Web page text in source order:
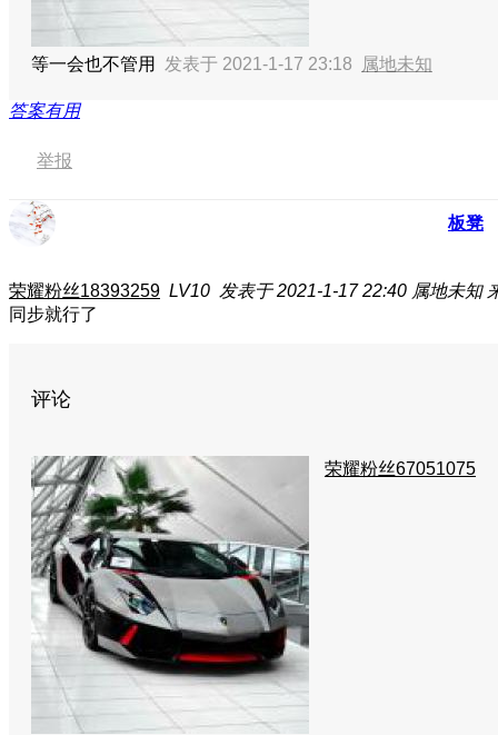
等一会也不管用 发表于 2021-1-17 23:18 属地未知
答案有用
举报
板凳
荣耀粉丝18393259 LV10 发表于 2021-1-17 22:40 属地未知
同步就行了
评论
荣耀粉丝67051075